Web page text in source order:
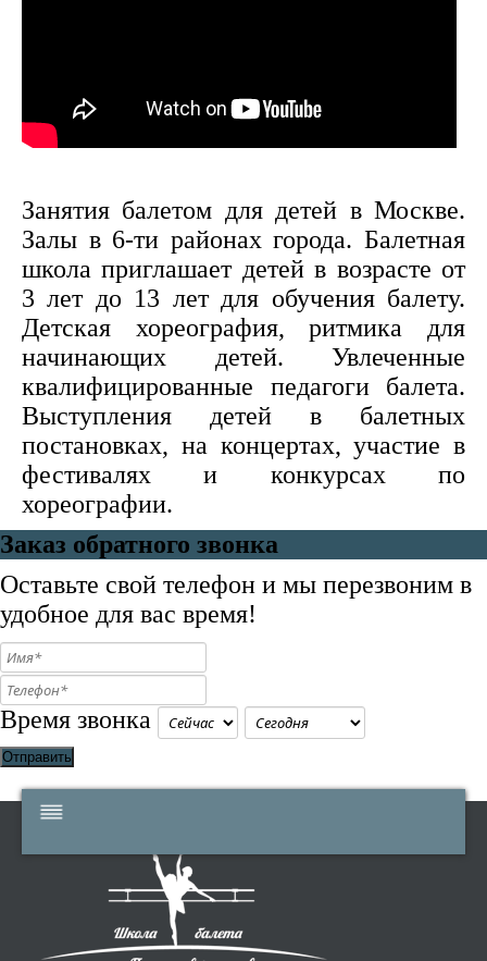
Занятия балетом для детей в Москве.
Залы в 6-ти районах города. Балетная
школа приглашает детей в возрасте от
3 лет до 13 лет для обучения балету.
Детская хореография, ритмика для
начинающих детей. Увлеченные
квалифицированные педагоги балета.
Выступления детей в балетных
постановках, на концертах, участие в
фестивалях и конкурсах по
хореографии.
Заказ обратного звонка
Оставьте свой телефон и мы перезвоним в
удобное для вас время!
Время звонка
Отправить